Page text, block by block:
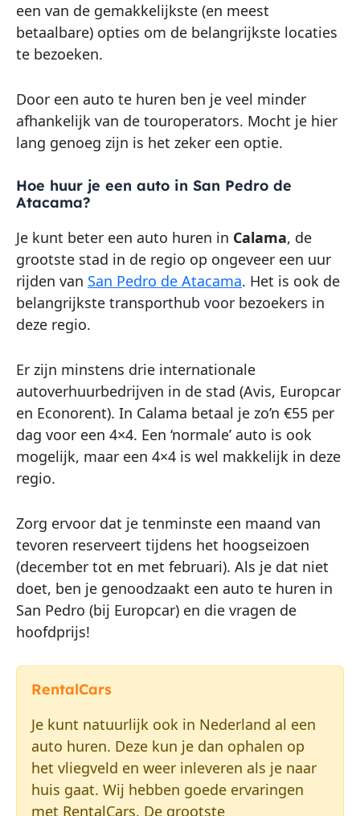
een van de gemakkelijkste (en meest
betaalbare) opties om de belangrijkste locaties
te bezoeken.
Door een auto te huren ben je veel minder
afhankelijk van de touroperators. Mocht je hier
lang genoeg zijn is het zeker een optie.
Hoe huur je een auto in San Pedro de
Atacama?
Je kunt beter een auto huren in Calama, de
grootste stad in de regio op ongeveer een uur
rijden van San Pedro de Atacama. Het is ook de
belangrijkste transporthub voor bezoekers in
deze regio.
Er zijn minstens drie internationale
autoverhuurbedrijven in de stad (Avis, Europcar
en Econorent). In Calama betaal je zo’n €55 per
dag voor een 4×4. Een ‘normale’ auto is ook
mogelijk, maar een 4×4 is wel makkelijk in deze
regio.
Zorg ervoor dat je tenminste een maand van
tevoren reserveert tijdens het hoogseizoen
(december tot en met februari). Als je dat niet
doet, ben je genoodzaakt een auto te huren in
San Pedro (bij Europcar) en die vragen de
hoofdprijs!
RentalCars
Je kunt natuurlijk ook in Nederland al een
auto huren. Deze kun je dan ophalen op
het vliegveld en weer inleveren als je naar
huis gaat. Wij hebben goede ervaringen
met RentalCars. De grootste